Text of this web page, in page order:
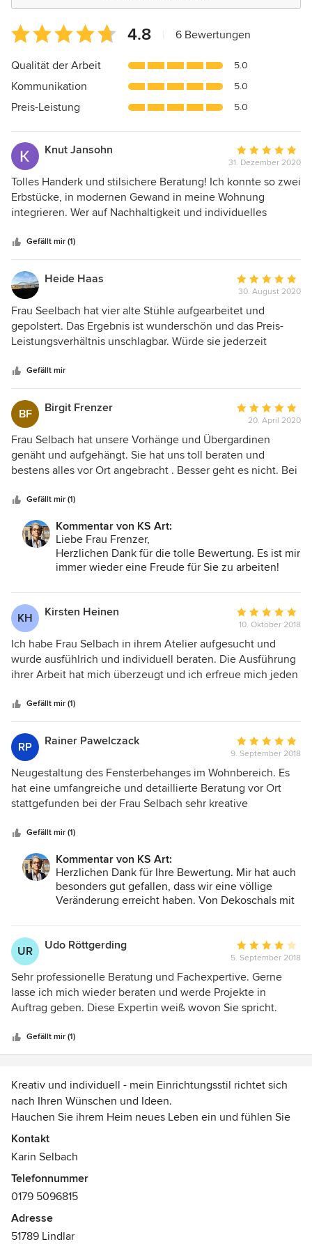
Durchschnittliche
Bewertung:
4.8
5
Sternen
4.8 6 Bewertungen
Qualität der Arbeit 5.0
Kommunikation 5.0
Preis-Leistung 5.0
Knut Jansohn
Bewertung:
5
von
5
31. Dezember 2020
Tolles Handerk und stilsichere Beratung! Ich konnte so zwei
Erbstücke, in modernen Gewand in meine Wohnung
integrieren. Wer auf Nachhaltigkeit und individuelles
Gefällt mir (1)
Heide Haas
Bewertung:
5
von
5
30. August 2020
Frau Seelbach hat vier alte Stühle aufgearbeitet und
gepolstert. Das Ergebnis ist wunderschön und das Preis-
Leistungsverhältnis unschlagbar. Würde sie jederzeit
Gefällt mir
BF Birgit Frenzer
Bewertung:
5
von
5
20. April 2020
Frau Selbach hat unsere Vorhänge und Übergardinen
genäht und aufgehängt. Sie hat uns toll beraten und
bestens alles vor Ort angebracht . Besser geht es nicht. Bei
Gefällt mir (1)
Kommentar von KS Art:
Liebe Frau Frenzer,
Herzlichen Dank für die tolle Bewertung. Es ist mir
immer wieder eine Freude für Sie zu arbeiten!
KH Kirsten Heinen
Bewertung:
5
von
5
10. Oktober 2018
Ich habe Frau Selbach in ihrem Atelier aufgesucht und
wurde ausfühlrich und individuell beraten. Die Ausführung
ihrer Arbeit hat mich überzeugt und ich erfreue mich jeden
Gefällt mir (1)
RP Rainer Pawelczack
Bewertung:
5
von
5
9. September 2018
Neugestaltung des Fensterbehanges im Wohnbereich. Es
hat eine umfangreiche und detaillierte Beratung vor Ort
stattgefunden bei der Frau Selbach sehr kreative
angesprochen worden. Nach gezielter Auswahl der
geeigneten Behänge und Absprache der Montagetermine
folge ein reibungsloser weiterer Verlauf bis zur
Fertigstellung. Im gesamten eine sehr professionelle
Vorgehensweise.
Gefällt mir (1)
Kommentar von KS Art:
Herzlichen Dank für Ihre Bewertung. Mir hat auch
besonders gut gefallen, dass wir eine völlige
Veränderung erreicht haben. Von Dekoschals mit
modernen Gestaltung mit einer MHZ
Vorhangschiene mit weißen und gemusterten
Paneelen sowie einem Kassettenrollo. Diese
aktuelle Gestaltung harmoniert wunderbar mit der
neuen Einrichtung.
UR Udo Röttgerding
Bewertung:
4
von
5
5. September 2018
Sehr professionelle Beratung und Fachexpertive. Gerne
lasse ich mich wieder beraten und werde Projekte in
Auftrag geben. Diese Expertin weiß wovon Sie spricht.
Gefällt mir (1)
Kreativ und individuell - mein Einrichtungsstil richtet sich
nach Ihren Wünschen und Ideen.
Hauchen Sie ihrem Heim neues Leben ein und fühlen Sie
sich wieder richtig wohl! Gestalten Sie ihr Zuhause mit
Stoffen in ausgefallenen oder eleganten Kombinationen.
Umsetzung und unterstütze ihre Ideen - oder erstelle auf
Wunsch das passende Konzept für Sie.
Hochwertig und langlebig - alle von mir verwendeten
Materialien sind von höchster Qualität.
Kontakt
Karin Selbach
Telefonnummer
0179 5096815
Adresse
51789 Lindlar